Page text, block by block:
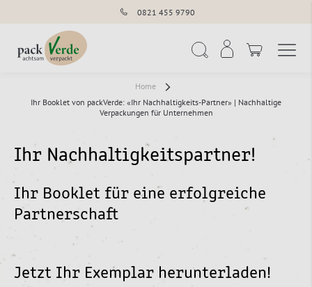
0821 455 9790
Home
Ihr Booklet von packVerde: «Ihr Nachhaltigkeits-Partner» | Nachhaltige
Verpackungen für Unternehmen
Ihr Nachhaltigkeitspartner!
Ihr Booklet für eine erfolgreiche
Partnerschaft
Jetzt Ihr Exemplar herunterladen!